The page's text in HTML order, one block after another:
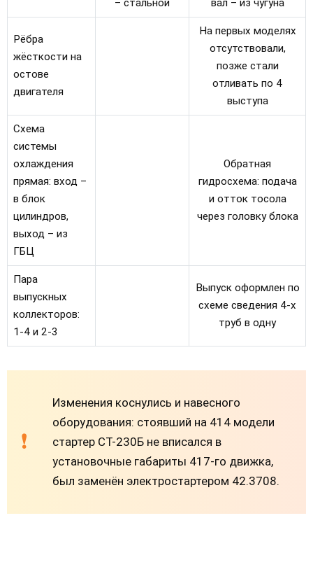
– стальной
вал – из чугуна
Рёбра
жёсткости на
остове
двигателя
На первых моделях
отсутствовали,
позже стали
отливать по 4
выступа
Схема
системы
охлаждения
прямая: вход –
в блок
цилиндров,
выход – из
ГБЦ
Обратная
гидросхема: подача
и отток тосола
через головку блока
Пара
выпускных
коллекторов:
1-4 и 2-3
Выпуск оформлен по
схеме сведения 4-х
труб в одну
Изменения коснулись и навесного
оборудования: стоявший на 414 модели
стартер СТ-230Б не вписался в
установочные габариты 417-го движка,
был заменён электростартером 42.3708.